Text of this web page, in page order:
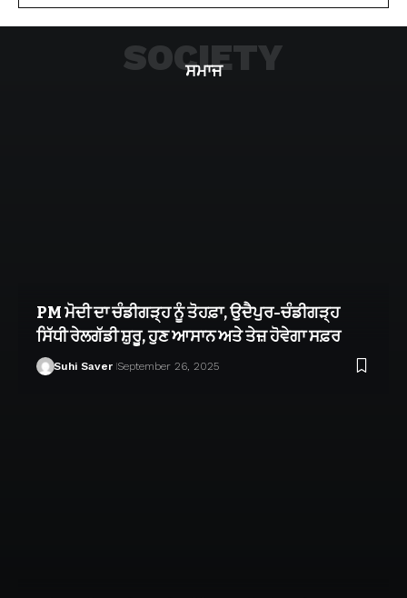
ਸਮਾਜ
SOCIETY
PM ਮੋਦੀ ਦਾ ਚੰਡੀਗੜ੍ਹ ਨੂੰ ਤੋਹਫ਼ਾ, ਉਦੈਪੁਰ-ਚੰਡੀਗੜ੍ਹ
ਸਿੱਧੀ ਰੇਲਗੱਡੀ ਸ਼ੁਰੂ, ਹੁਣ ਆਸਾਨ ਅਤੇ ਤੇਜ਼ ਹੋਵੇਗਾ ਸਫ਼ਰ
Suhi Saver September 26, 2025